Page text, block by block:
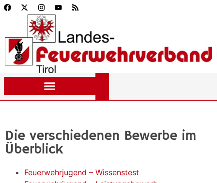
Die verschiedenen Bewerbe im
Überblick
Feuerwehrjugend – Wissenstest